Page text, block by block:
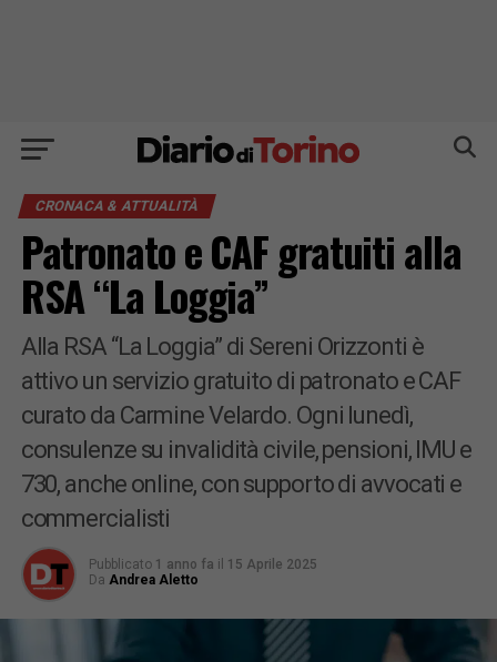
CRONACA & ATTUALITÀ
Patronato e CAF gratuiti alla
RSA “La Loggia”
Alla RSA “La Loggia” di Sereni Orizzonti è
attivo un servizio gratuito di patronato e CAF
curato da Carmine Velardo. Ogni lunedì,
consulenze su invalidità civile, pensioni, IMU e
730, anche online, con supporto di avvocati e
commercialisti
Pubblicato 1 anno fa il 15 Aprile 2025
Da Andrea Aletto